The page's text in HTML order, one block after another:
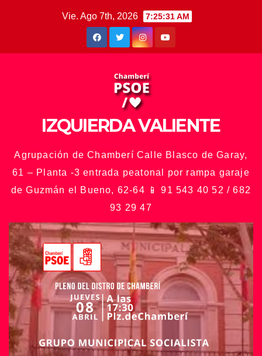
Vie. Ago 7th, 2026 7:25:33 AM
IZQUIERDA VALIENTE
Agrupación de Chamberí Calle Blasco de Garay,
61 – Planta -3 entrada peatonal por rampa garaje
de Guzmán el Bueno, 62-64 📱 91 543 40 52 / 682
93 29 47